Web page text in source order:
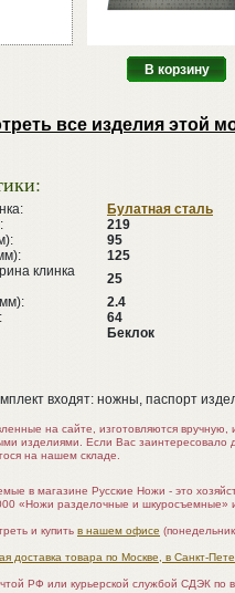
В корзину
все изделия этой
Булатная сталь
219
95
125
клинка
25
2.4
64
Беклок
входят: ножны, паспорт
на сайте, изготовляются
изделиями. Если Вас
на нашем складе.
в магазине Русские Ножи - это
«Ножи разделочные и шкуросъемные»
и купить в нашем офисе
доставка товара по Москве, в Санкт-
РФ или курьерской службой СДЭК по